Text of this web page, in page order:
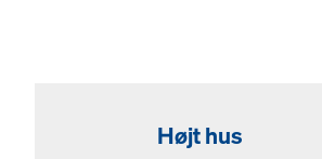
Højt hus